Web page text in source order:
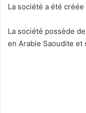
La société a été
La société possède
en Arabie Saoudite et